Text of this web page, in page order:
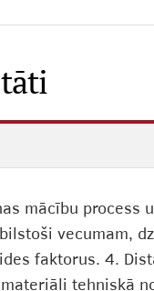
mācību process
vecumam,
faktorus. 4.
tehniskā